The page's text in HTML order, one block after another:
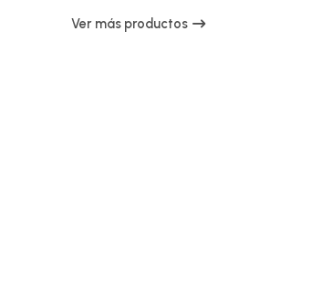
Ver más productos